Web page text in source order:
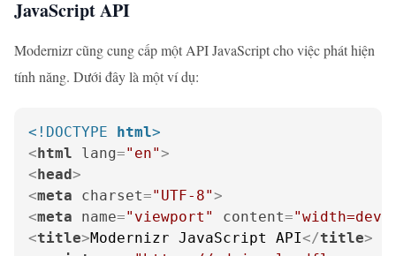
JavaScript API
Modernizr cũng cung cấp một API JavaScript cho việc phát hiện
tính năng. Dưới đây là một ví dụ:
<!DOCTYPE html>
<html lang="en">
<head>
<meta charset="UTF-8">
<meta name="viewport" content=
<title>Modernizr JavaScript API</title>